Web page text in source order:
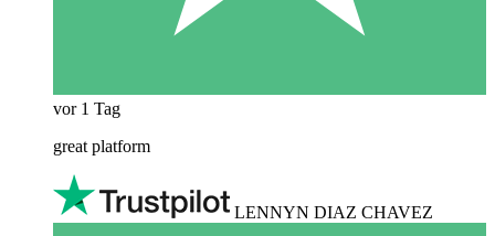
vor 1 Tag
great platform
LENNYN DIAZ CHAVEZ